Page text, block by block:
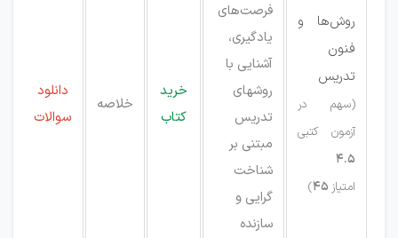
روش‌ها و
فنون
تدریس
(سهم در
آزمون کتبی
4.5
امتیاز
)
فرصت‌های
یادگیری،
آشنایی با
روشهای
تدریس
مبتنی بر
شناخت
گرایی و
سازنده
خرید
کتاب
خلاصه
دانلود
سوالات